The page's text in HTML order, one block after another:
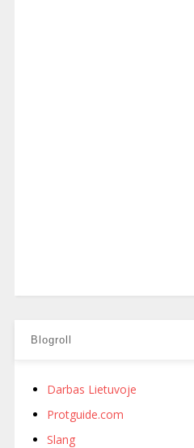
Blogroll
Darbas Lietuvoje
Protguide.com
Slang